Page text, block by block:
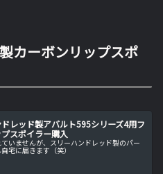
カーボンリップスポ
レッド製アバルト595シリーズ4用フ
スポイラー購入
いませんが、スリーハンドレッド製のパー
宅に届きます（笑）